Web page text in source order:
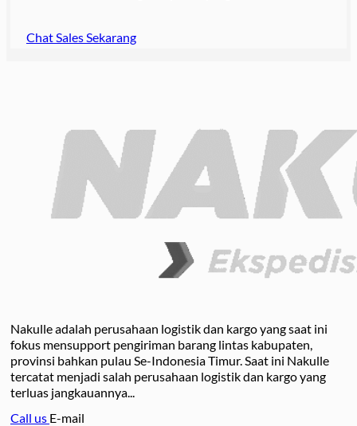
Chat Sales Sekarang
Nakulle adalah perusahaan logistik dan kargo yang saat ini
fokus mensupport pengiriman barang lintas kabupaten,
provinsi bahkan pulau Se-Indonesia Timur. Saat ini Nakulle
tercatat menjadi salah perusahaan logistik dan kargo yang
terluas jangkauannya...
Call us E-mail